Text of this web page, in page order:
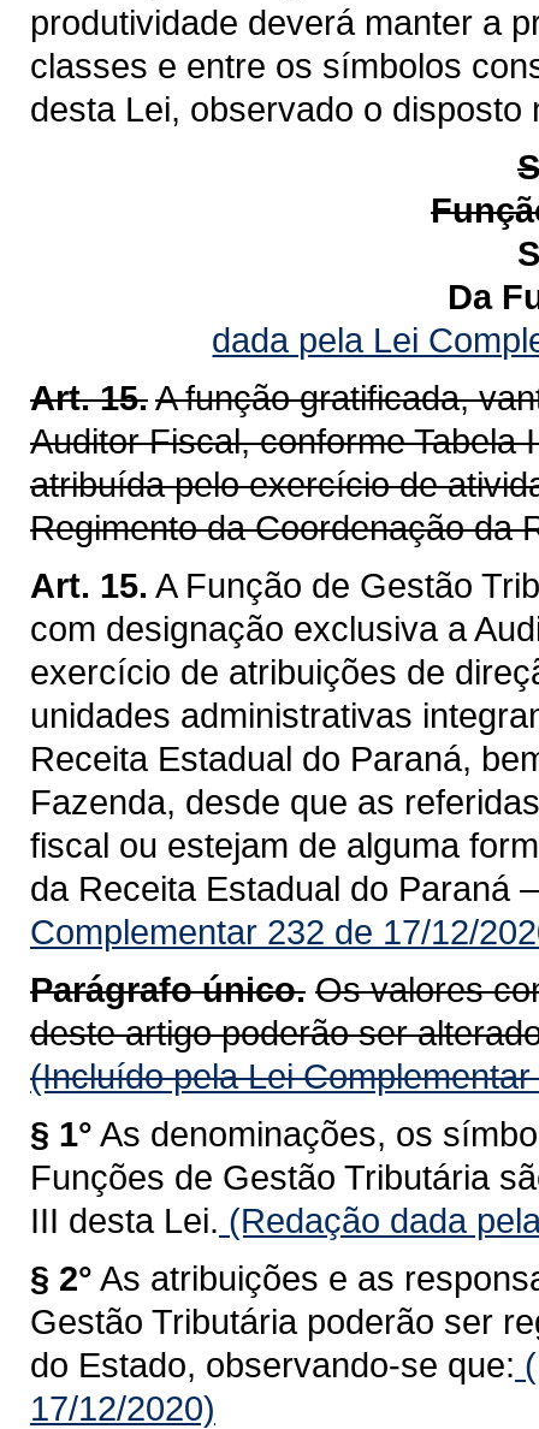
produtividade deverá manter a
classes e entre os símbolos
desta Lei, observado o disposto
Da Função de
dada pela Lei
Art. 15.A função gratificada,
Auditor Fiscal, conforme Tabela
atribuída pelo exercício de
Regimento da Coordenação da
Art. 15. A Função de Gestão
com designação exclusiva a
exercício de atribuições de
unidades administrativas
Receita Estadual do Paraná,
Fazenda, desde que as
fiscal ou estejam de alguma
da Receita Estadual do Paraná
Complementar 232 de 17/12/
Parágrafo único. Os valores
deste artigo poderão ser
(Incluído pela Lei
§ 1° As denominações, os
Funções de Gestão Tributária
III desta Lei. (Redação dada
§ 2° As atribuições e as
Gestão Tributária poderão ser
do Estado, observando-se que:
17/12/2020)